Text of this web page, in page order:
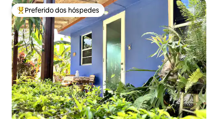
Entre os melhores preferidos dos hóspedes
Preferido dos hóspedes